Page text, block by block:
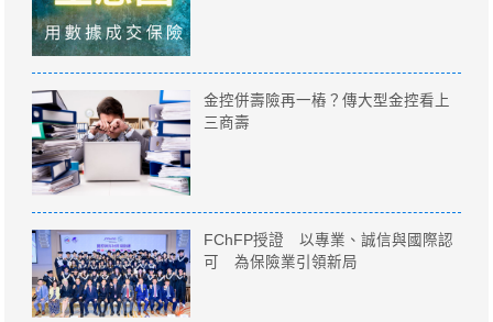
金控併壽險再一樁？傳大型金控看上
三商壽
FChFP授證 以專業、誠信與國際認
可 為保險業引領新局